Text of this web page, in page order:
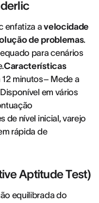
enfatiza avelocidade
de problemas.
para cenários
Características
minutos– Mede a
em vários
de nível inicial, varejo
rápida de
Aptitude Test)
equilibrada do